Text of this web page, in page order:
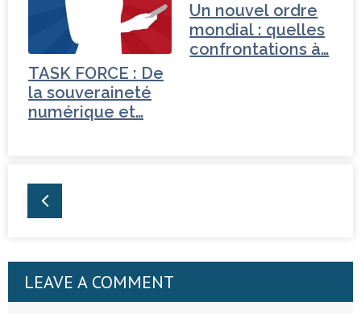
TASK FORCE : De
la souveraineté
numérique et…
Un nouvel ordre
mondial : quelles
confrontations à…
LEAVE A COMMENT